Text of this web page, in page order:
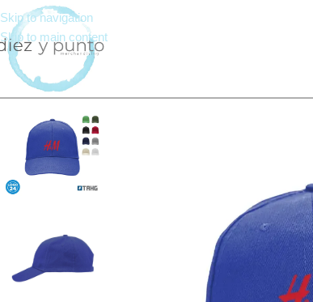
Skip to navigation
Skip to main content